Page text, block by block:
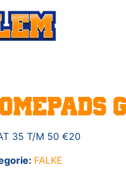
35 T/M 50 €20
FALKE